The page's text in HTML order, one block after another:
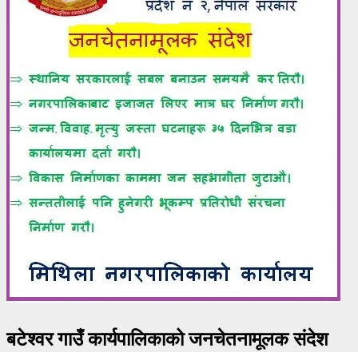
बटेश्वर गाउँ कार्यपालिकाको जनचेतनामूलक संदेश